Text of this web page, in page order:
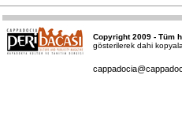
Copyright 2009 - Tüm
gösterilerek dahi